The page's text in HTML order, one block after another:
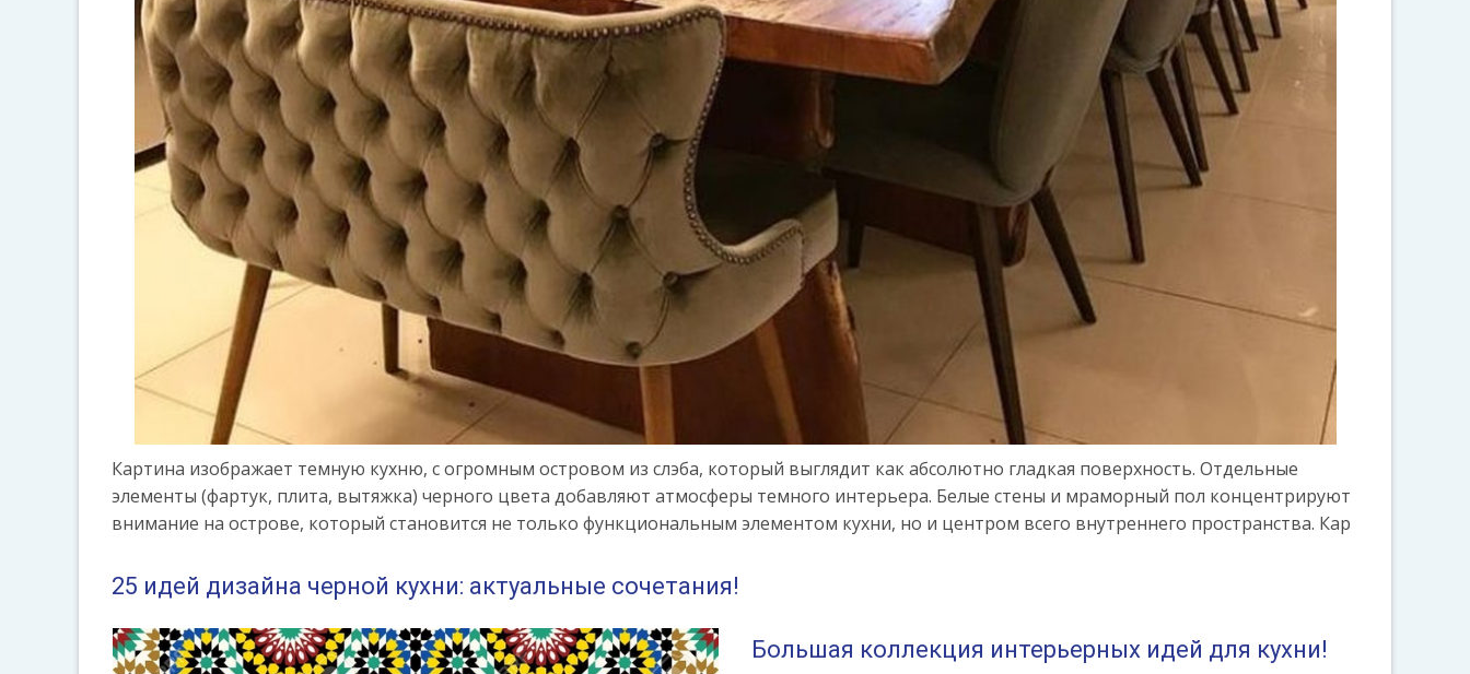
Картина изображает темную кухню, с огромным островом из слэба, который выглядит как абсолютно гладкая поверхность. Отдельные
элементы (фартук, плита, вытяжка) черного цвета добавляют атмосферы темного интерьера. Белые стены и мраморный пол концентрируют
внимание на острове, который становится не только функциональным элементом кухни, но и центром всего внутреннего пространства. Кар
25 идей дизайна черной кухни: актуальные сочетания!
Большая коллекция интерьерных идей для кухни!